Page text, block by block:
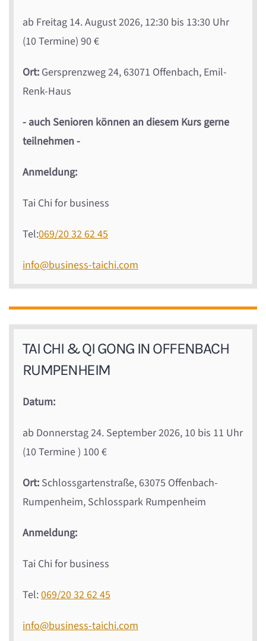
ab Freitag 14. August 2026, 12:30 bis 13:30 Uhr
(10 Termine) 90 €
Ort: Gersprenzweg 24, 63071 Offenbach, Emil-
Renk-Haus
- auch Senioren können an diesem Kurs gerne
teilnehmen -
Anmeldung:
Tai Chi for business
Tel:069/20 32 62 45
info@business-taichi.com
TAI CHI & QI GONG IN OFFENBACH
RUMPENHEIM
Datum:
ab Donnerstag 24. September 2026, 10 bis 11 Uhr
(10 Termine ) 100 €
Ort: Schlossgartenstraße, 63075 Offenbach-
Rumpenheim, Schlosspark Rumpenheim
Anmeldung:
Tai Chi for business
Tel:069/20 32 62 45
info@business-taichi.com